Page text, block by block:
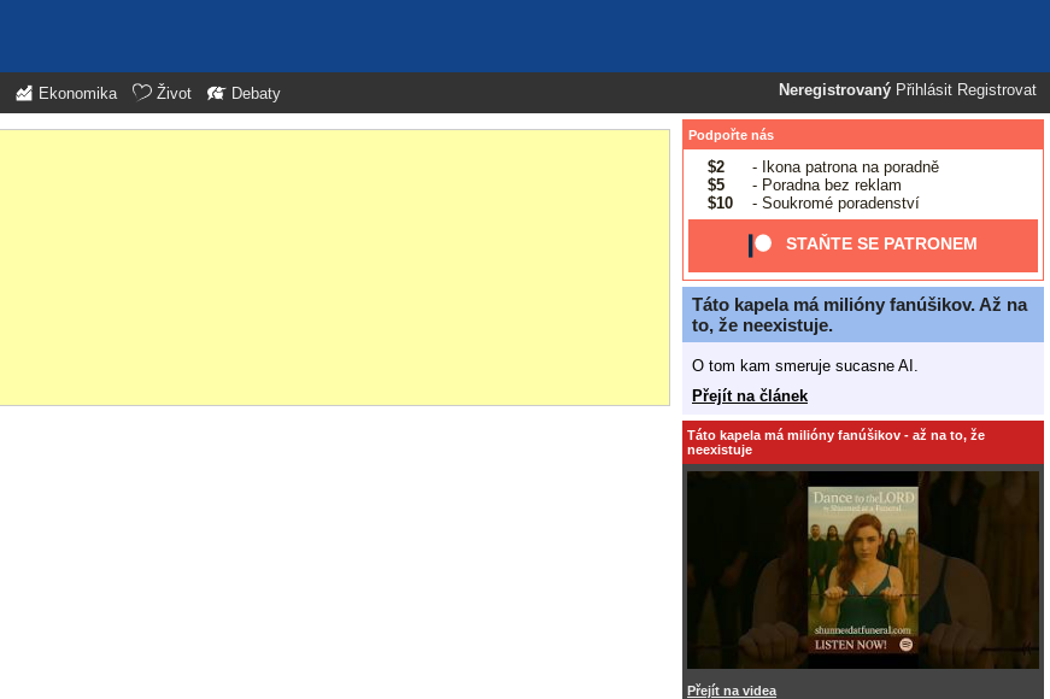
Neregistrovaný Přihlásit Registrovat
Ekonomika Život Debaty
Podpořte nás
$2
- Ikona patrona na poradně
$5
- Poradna bez reklam
$10
- Soukromé poradenství
STAŇTE SE PATRONEM
Táto kapela má milióny fanúšikov. Až na
to, že neexistuje.
O tom kam smeruje sucasne AI.
Přejít na článek
Táto kapela má milióny fanúšikov - až na to, že
neexistuje
Přejít na videa